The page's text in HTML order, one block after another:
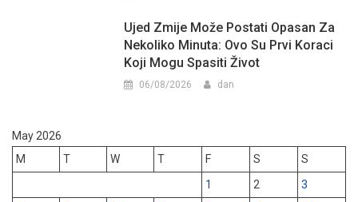
Ujed Zmije Može Postati Opasan Za
Nekoliko Minuta: Ovo Su Prvi Koraci
Koji Mogu Spasiti Život
06/08/2026 dan
May 2026
M
T W T F S
S
1
2
3